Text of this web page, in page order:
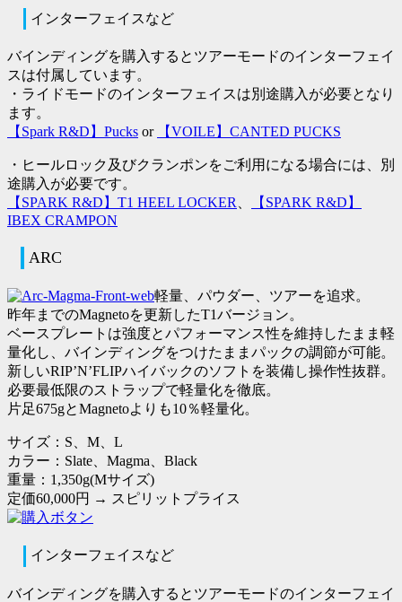
インターフェイスなど
バインディングを購入するとツアーモードのインターフェイ
スは付属しています。
・ ライドモードのインターフェイスは別途購入が必要となり
ます。
【Spark R&D】Pucks or 【VOILE】CANTED PUCKS
・ヒールロック及びクランポンをご利用になる場合には、別
途購入が必要です。
【SPARK R&D】T1 HEEL LOCKER
【SPARK R&D】
IBEX CRAMPON
ARC
軽量、パウダー、ツアーを追求。
昨年までのMagnetoを更新したT1バージョン。
ベースプレートは強度とパフォーマンス性を維持したまま軽
量化し、バインディングをつけたままパックの調節が可能。
新しいRIP’N’FLIPハイバックのソフトを装備し操作性抜群。
必要最低限のストラップで軽量化を徹底。
片足675gとMagnetoよりも10％軽量化。
サイズ：S、M、L
カラー：Slate、Magma、Black
重量：1,350g(Mサイズ)
定価60,000円 → スピリットプライス
インターフェイスなど
バインディングを購入するとツアーモードのインターフェイ